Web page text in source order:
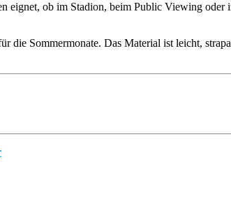
eignet, ob im Stadion, beim Public Viewing
Sommermonate. Das Material ist leicht,